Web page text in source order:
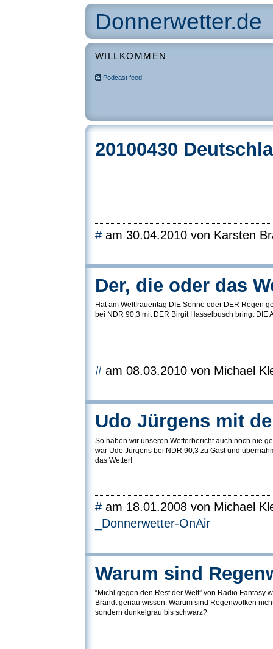
Donnerwetter.de
WILLKOMMEN
Podcast feed
20100430
# am 30.04.2010 von Karsten
Der, die oder das
Hat am Weltfrauentag DIE Sonne oder DER Regen
bei NDR 90,3 mit DER Birgit Hasselbusch bringt DIE
# am 08.03.2010 von Michael
Udo Jürgens mit
So haben wir unseren Wetterbericht auch noch nie
war Udo Jürgens bei NDR 90,3 zu Gast und
das Wetter!
# am 18.01.2008 von Michael
_Donnerwetter-OnAir
Warum sind
“Michl gegen den Rest der Welt” von Radio Fantasy
Brandt genau wissen: Warum sind Regenwolken
sondern dunkelgrau bis schwarz?